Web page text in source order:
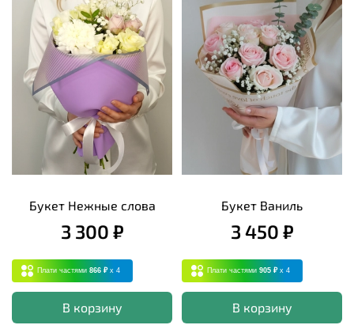
Букет Нежные слова
3 300 ₽
Плати частями 866 ₽ x 4
В корзину
Букет Ваниль
3 450 ₽
Плати частями 905 ₽ x 4
В корзину